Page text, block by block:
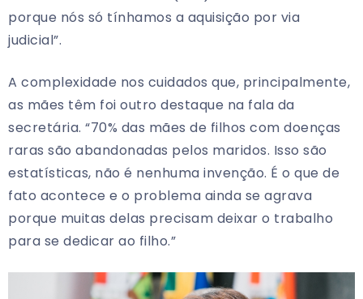
porque nós só tínhamos a aquisição por via
judicial”.
A complexidade nos cuidados que, principalmente,
as mães têm foi outro destaque na fala da
secretária. “70% das mães de filhos com doenças
raras são abandonadas pelos maridos. Isso são
estatísticas, não é nenhuma invenção. É o que de
fato acontece e o problema ainda se agrava
porque muitas delas precisam deixar o trabalho
para se dedicar ao filho.”